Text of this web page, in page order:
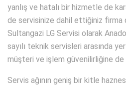
yanlış ve hatalı bir hizmetle de
de servisinize dahil ettiğiniz firma
Sultangazi LG Servisi olarak
sayılı teknik servisleri arasında
müşteri ve işlem güvenilirliğine de
Servis ağının geniş bir kitle